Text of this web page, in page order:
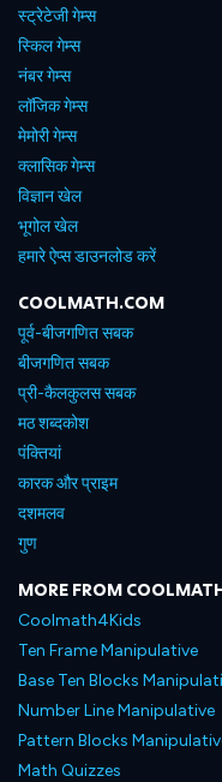
स्ट्रेटेजी गेम्स
स्किल गेम्स
नंबर गेम्स
लॉजिक गेम्स
मेमोरी गेम्स
क्लासिक गेम्स
विज्ञान खेल
भूगोल खेल
हमारे ऐप्स डाउनलोड करें
COOLMATH.COM
पूर्व-बीजगणित सबक
बीजगणित सबक
प्री-कैलकुलस सबक
मठ शब्दकोश
पंक्तियां
कारक और प्राइम
दशमलव
गुण
MORE FROM
Coolmath4Kids
Ten Frame Manipulative
Base Ten Blocks
Number Line Manipulative
Pattern Blocks
Math Quizzes